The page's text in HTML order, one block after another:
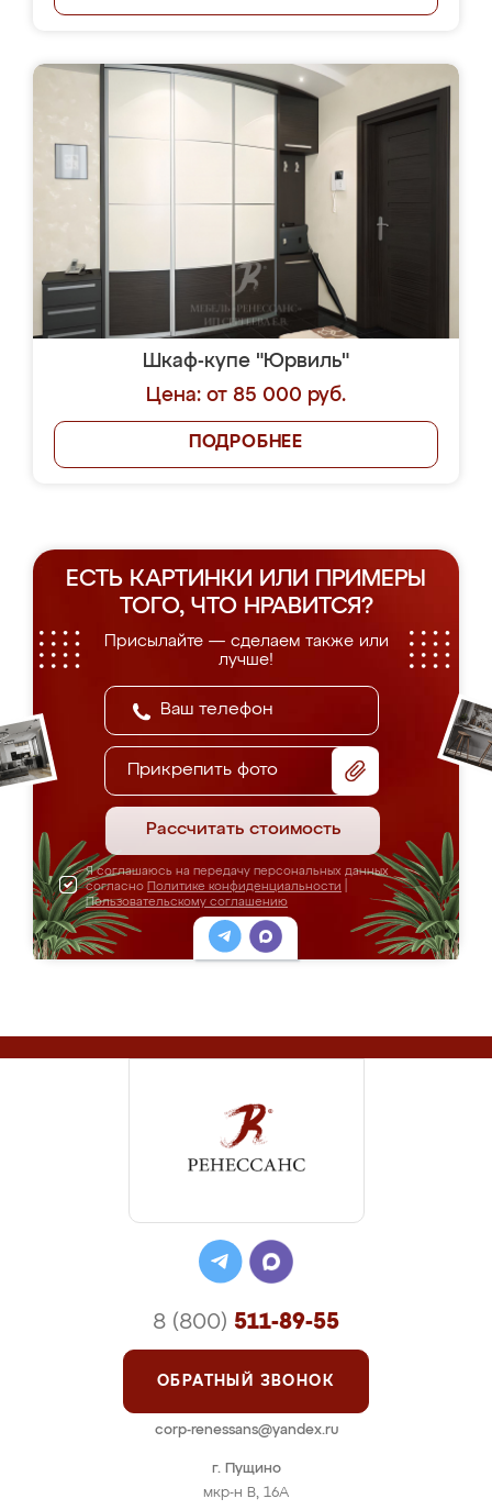
Шкаф-купе "Юрвиль"
Цена: от 85 000 руб.
ПОДРОБНЕЕ
ЕСТЬ КАРТИНКИ ИЛИ ПРИМЕРЫ
ТОГО, ЧТО НРАВИТСЯ?
Присылайте — сделаем также или
лучше!
Прикрепить фото
Рассчитать стоимость
Я соглашаюсь на передачу персональных данных
согласно Политике конфиденциальности
Пользовательскому соглашению
г. Пущино
мкр-н В, 16А
8 (800) 511-89-55
ОБРАТНЫЙ ЗВОНОК
corp-renessans@yandex.ru